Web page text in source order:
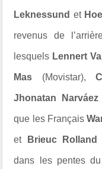
Leknessund et
revenus de
lesquels Lennert
Mas (Movistar),
Jhonatan Narváez
que les Français
et Brieuc Rolland
dans les pentes